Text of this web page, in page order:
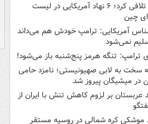
پکن تلافی کرد؛ ۶ نهاد آمریکایی در لیست
چین
آمریکایی: ترامپ خودش هم می‌داند
نمی‌شود
ترامپ: تنگه هرمز پنج‌شنبه باز می‌شود!
سخت به لابی صهیونیستی؛ نامزد حامی
در میشیگان پیروز شد
عربستان بر لزوم کاهش تنش با ایران از
موشکی کره شمالی در روسیه مستقر